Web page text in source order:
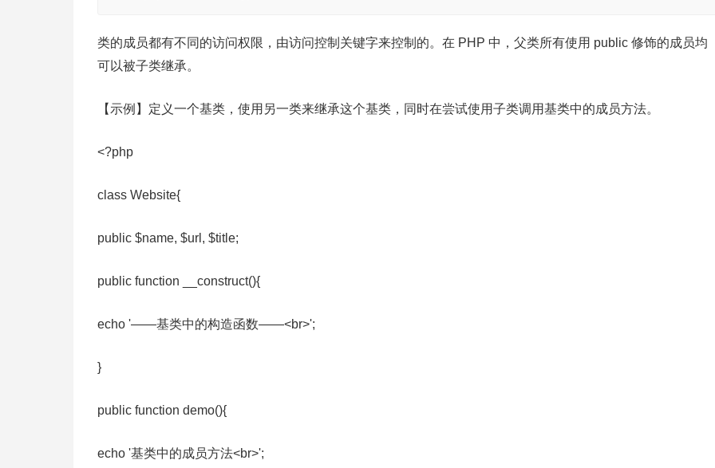
类的成员都有不同的访问权限，由访问控制关键字来控制的。在 PHP 中，父类所有使用 public 修饰的成员均
可以被子类继承。
【示例】定义一个基类，使用另一类来继承这个基类，同时在尝试使用子类调用基类中的成员方法。
<?php
class Website{
public $name, $url, $title;
public function __construct(){
echo '——基类中的构造函数——<br>';
}
public function demo(){
echo '基类中的成员方法<br>';